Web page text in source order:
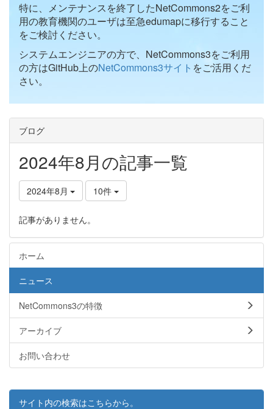
特に、メンテナンスを終了したNetCommons2をご利
用の教育機関のユーザは至急edumapに移行すること
をご検討ください。
システムエンジニアの方で、NetCommons3をご利用
の方はGitHub上のNetCommons3サイト をご活用くだ
さい。
ブログ
2024年8月の記事一覧
2024年8月 10件
記事がありません。
ホーム
ニュース
NetCommons3の特徴
アーカイブ
お問い合わせ
サイト内の検索はこちらから。